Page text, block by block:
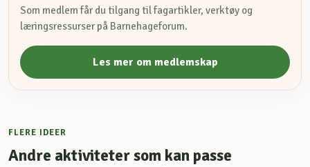
Som medlem får du tilgang til fagartikler, verktøy og
læringsressurser på Barnehageforum.
Les mer om medlemskap
FLERE IDEER
Andre aktiviteter som kan passe